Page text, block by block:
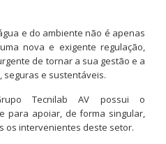
e do ambiente não é apenas
nova e exigente regulação,
de tornar a sua gestão e a
seguras e sustentáveis.
Tecnilab AV possui o
para apoiar, de forma singular,
os intervenientes deste setor.